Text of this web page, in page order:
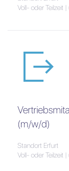
Voll- oder Teilzeit
(m/w/d)
Standort Erfurt
Voll- oder Teilzeit